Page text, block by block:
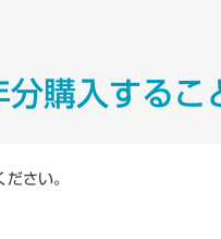
購入するこ
さい。